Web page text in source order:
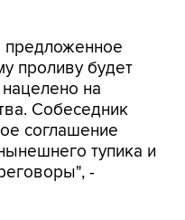
предложенное
проливу будет
на
Собеседник
соглашение
тупика и
-